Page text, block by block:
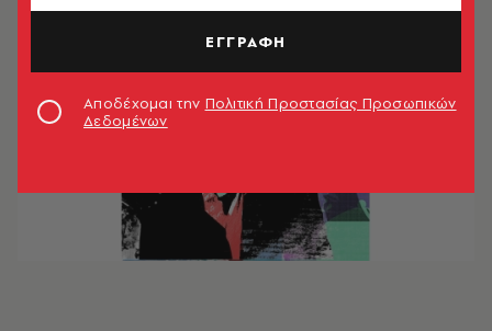
ΕΓΓΡΑΦΗ
Αποδέχομαι την Πολιτική Προστασίας Προσωπικών
Δεδομένων